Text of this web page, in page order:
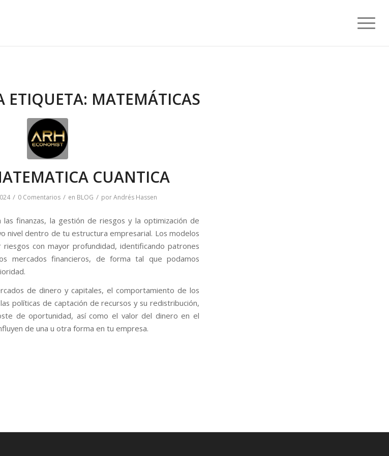
ETIQUETA: MATEMÁTICAS
CUANTICA
/ 0 Comentarios / en BLOG / porAndrés Hassen
las finanzas, la gestión de riesgos y la optimización de
nivel dentro de tu estructura empresarial. Los modelos
con mayor profundidad, identificando patrones
mercados financieros, de forma tal que podamos
de dinero y capitales, el comportamiento de los
políticas de captación de recursos y su redistribución,
de oportunidad, así como el valor del dinero en el
de una u otra forma en tu empresa.